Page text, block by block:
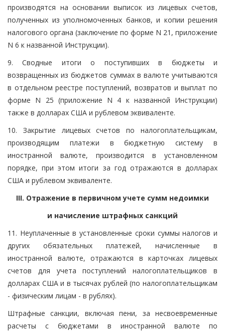
производятся на основании выписок из лицевых счетов,
полученных из уполномоченных банков, и копии решения
налогового органа (заключение по форме N 21, приложение
N 6 к названной Инструкции).
9. Сводные итоги о поступивших в бюджеты и
возвращенных из бюджетов суммах в валюте учитываются
в отдельном реестре поступлений, возвратов и выплат по
форме N 25 (приложение N 4 к названной Инструкции)
также в долларах США и рублевом эквиваленте.
10. Закрытие лицевых счетов по налогоплательщикам,
производящим платежи в бюджетную систему в
иностранной валюте, производится в установленном
порядке, при этом итоги за год отражаются в долларах
США и рублевом эквиваленте.
III. Отражение в первичном учете сумм недоимки
и начисление штрафных санкций
11. Неуплаченные в установленные сроки суммы налогов и
других обязательных платежей, начисленные в
иностранной валюте, отражаются в карточках лицевых
счетов для учета поступлений налогоплательщиков в
долларах США и в тысячах рублей (по налогоплательщикам
- физическим лицам - в рублях).
Штрафные санкции, включая пени, за несвоевременные
расчеты с бюджетами в иностранной валюте по